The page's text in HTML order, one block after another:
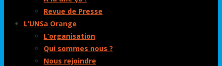
Revue de Presse
L’UNSa Orange
L’organisation
Qui sommes nous ?
Nous rejoindre